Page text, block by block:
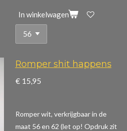
In winkelwagen
Romper shit happens
€ 15,95
Romper wit, verkrijgbaar in de
maat 56 en 62 (let op! Opdruk zit